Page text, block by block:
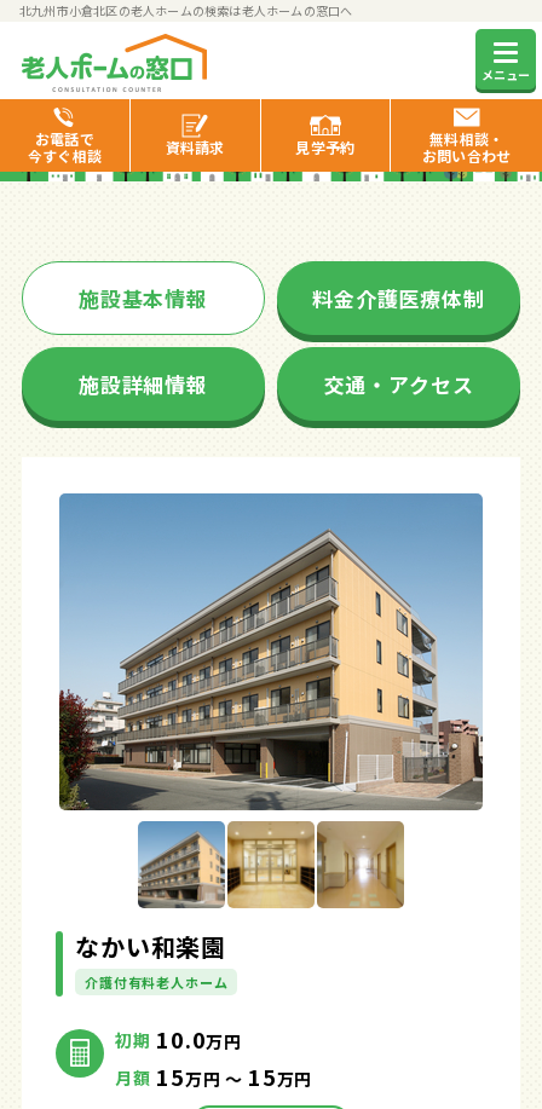
北九州市小倉北区の老人ホームの検索は老人ホームの窓口へ
メニュー
お電話で
今すぐ相談
資料請求 見学予約
無料相談・
お問い合わせ
なかい和楽園
施設基本情報 料金介護医療体制
施設詳細情報 交通・アクセス
なかい和楽園
介護付有料老人ホーム
初期 10.0万円
月額 15万円 ～ 15万円